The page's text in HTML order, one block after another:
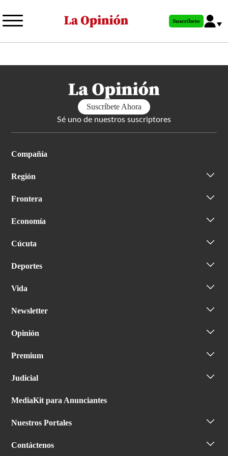
al
principal
Suscríbete
Suscríbete Ahora
Sé uno de nuestros suscriptores
Compañía
Región
Frontera
Economía
Cúcuta
Deportes
Vida
Newsletter
Opinión
Premium
Judicial
MediaKit para Anunciantes
Nuestros Portales
Contáctenos